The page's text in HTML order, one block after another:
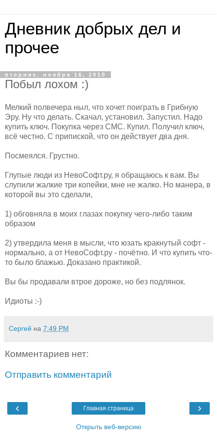
Дневник добрых дел и
прочее
вторник, ноября 16, 2010
Побыл лохом :)
Мелкий полвечера ныл, что хочет поиграть в Грибную
Эру. Ну что делать. Скачал, установил. Запустил. Надо
купить ключ. Покупка через СМС. Купил. Получил ключ,
всё честно. С припиской, что он действует два дня.
Посмеялся. Грустно.
Глупые люди из НевоСофт.ру, я обращаюсь к вам. Вы
слупили жалкие три копейки, мне не жалко. Но манера, в
которой вы это сделали,
1) обговняла в моих глазах покупку чего-либо таким
образом
2) утвердила меня в мысли, что юзать кракнутый софт -
нормально, а от НевоСофт.ру - почётно. И что купить что-
то было блажью. Доказано практикой.
Вы бы продавали втрое дороже, но без подлянок.
Идиоты :-)
Сергей на 7:49 PM
Комментариев нет:
Отправить комментарий
‹ ›
Главная страница
Открыть веб-версию